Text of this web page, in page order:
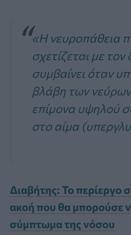
«Η νευροπάθεια
σχετίζεται με τον
συμβαίνει όταν
βλάβη των
επίμονα υψηλού
στο αίμα
Διαβήτης: Το περίεργο
ακοή που θα μπορούσε
σύμπτωμα της νόσου